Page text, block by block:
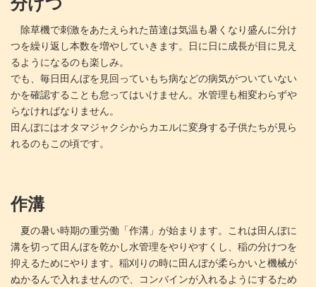
除草機で刺激をあたえられた苗達は気温も暑くなり盛んに分け
つを繰り返し本数を増やしていきます。日に日に成長が目に見え
るようになるのも楽しみ。
でも、毎日田んぼを見回っていもち病などの病気がついていない
かを確認することも怠ってはいけません。水管理も相変わらずや
らなければなりません。
田んぼにはオタマジャクシからカエルに変身する子供たちが見ら
れるのもこの頃です。
作溝
夏の暑い時期の重労働「作溝」が始まります。これは田んぼに
溝を切って田んぼを乾かし水管理をやりやすくし、稲の分けつを
抑えるためにやります。稲刈りの時に田んぼが柔らかいと機械が
ぬかるんで入れませんので、コンバインが入れるようにするため